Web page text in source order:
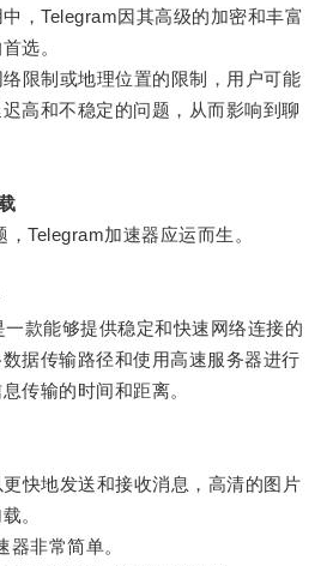
Telegram因其高级的加密和丰富
选。
制或地理位置的限制，用户可能
高和不稳定的问题，从而影响到聊
加速器应运而生。
款能够提供稳定和快速网络连接的
据传输路径和使用高速服务器进行
传输的时间和距离。
地发送和接收消息，高清的图片
。
非常简单。